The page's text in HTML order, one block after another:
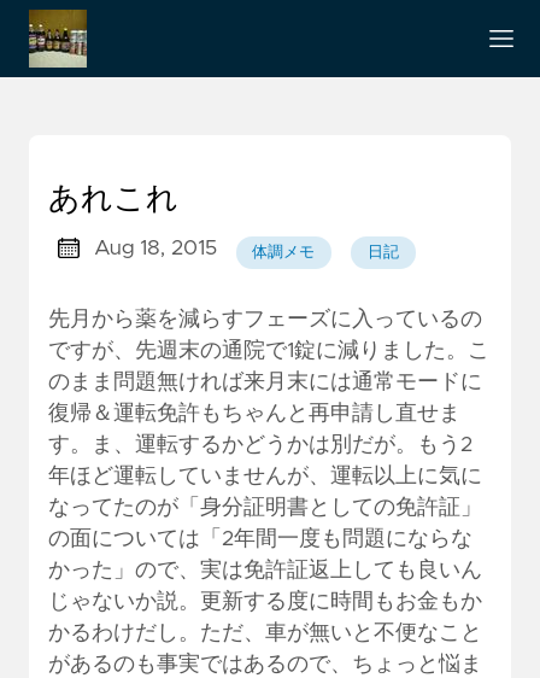
あれこれ
Aug 18, 2015 体調メモ 日記
先月から薬を減らすフェーズに入っているの
ですが、先週末の通院で1錠に減りました。こ
のまま問題無ければ来月末には通常モードに
復帰＆運転免許もちゃんと再申請し直せま
す。ま、運転するかどうかは別だが。もう2
年ほど運転していませんが、運転以上に気に
なってたのが「身分証明書としての免許証」
の面については「2年間一度も問題にならな
かった」ので、実は免許証返上しても良いん
じゃないか説。更新する度に時間もお金もか
かるわけだし。ただ、車が無いと不便なこと
があるのも事実ではあるので、ちょっと悩ま